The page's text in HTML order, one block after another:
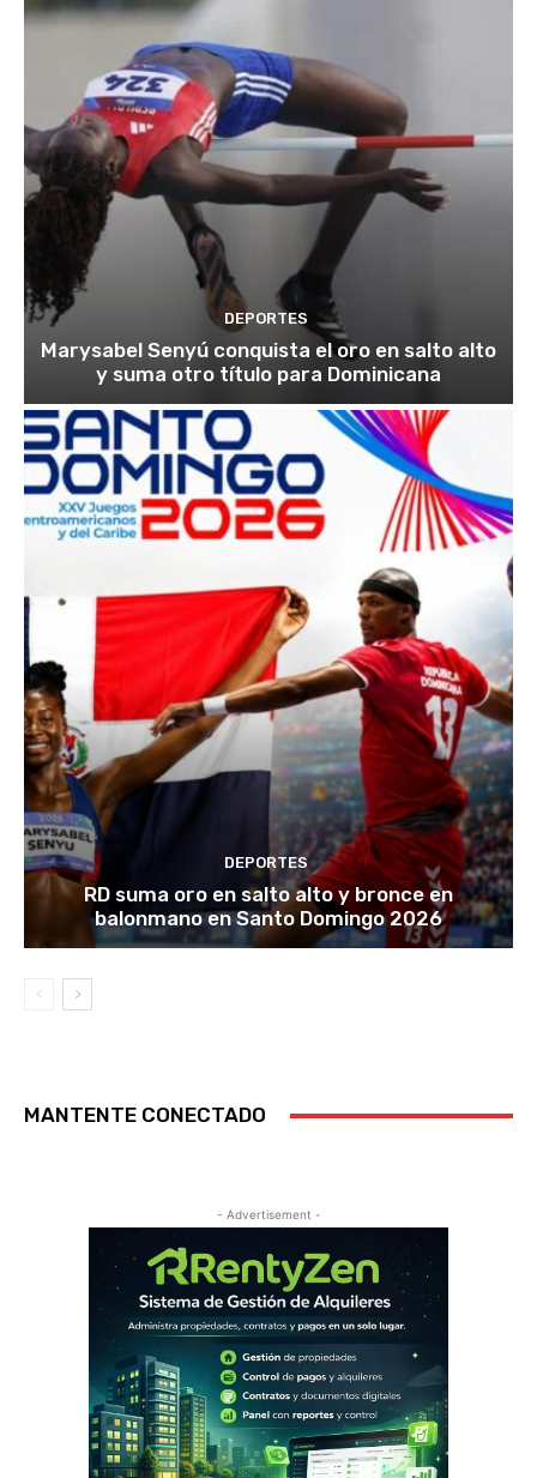
DEPORTES
Marysabel Senyú conquista el oro en salto alto
y suma otro título para Dominicana
DEPORTES
RD suma oro en salto alto y bronce en
balonmano en Santo Domingo 2026
MANTENTE CONECTADO
- Advertisement -